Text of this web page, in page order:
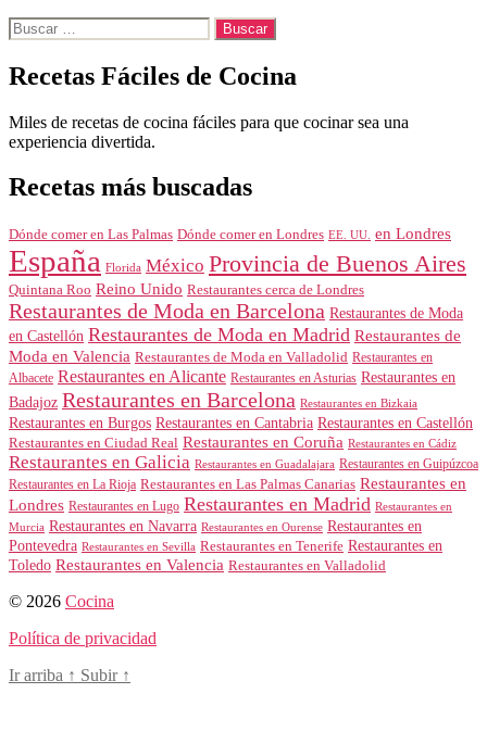
Buscar:
Recetas Fáciles de Cocina
Miles de recetas de cocina fáciles para que cocinar sea una
experiencia divertida.
Recetas más buscadas
Dónde comer en Las Palmas Dónde comer en Londres EE. UU. en Londres
España Florida México Provincia de Buenos Aires
Quintana Roo Reino Unido Restaurantes cerca de Londres
Restaurantes de Moda en Barcelona Restaurantes de Moda
en Castellón Restaurantes de Moda en Madrid Restaurantes de
Moda en Valencia Restaurantes de Moda en Valladolid Restaurantes en
Albacete Restaurantes en Alicante Restaurantes en Asturias Restaurantes en
Badajoz Restaurantes en Barcelona Restaurantes en Bizkaia
Restaurantes en Burgos Restaurantes en Cantabria Restaurantes en Castellón
Restaurantes en Ciudad Real Restaurantes en Coruña Restaurantes en Cádiz
Restaurantes en Galicia Restaurantes en Guadalajara Restaurantes en Guipúzcoa
Restaurantes en La Rioja Restaurantes en Las Palmas Canarias Restaurantes en
Londres Restaurantes en Lugo Restaurantes en Madrid Restaurantes en
Murcia Restaurantes en Navarra Restaurantes en Ourense Restaurantes en
Pontevedra Restaurantes en Sevilla Restaurantes en Tenerife Restaurantes en
Toledo Restaurantes en Valencia Restaurantes en Valladolid
© 2026 Cocina
Política de privacidad
Ir arriba ↑ Subir ↑